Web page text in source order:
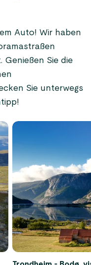
Auto! Wir haben
Genießen Sie die
Sie unterwegs